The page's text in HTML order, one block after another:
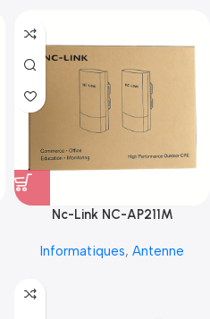
Nc-Link NC-AP211M
Informatiques, Antenne